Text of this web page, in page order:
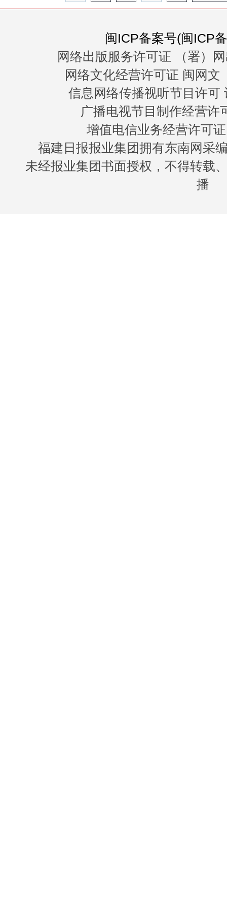
闽ICP备案号(闽ICP
网络出版服务许可证 （署）
网络文化经营许可证 闽网文
信息网络传播视听节目许可
广播电视节目制作经营许
增值电信业务经营许可
福建日报报业集团拥有东南网采
未经报业集团书面授权，不得转载
播